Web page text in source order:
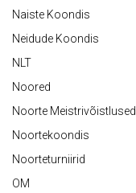
Naiste Koondis
Neidude Koondis
NLT
Noored
Noorte Meistrivõistlused
Noortekoondis
Noorteturniirid
OM